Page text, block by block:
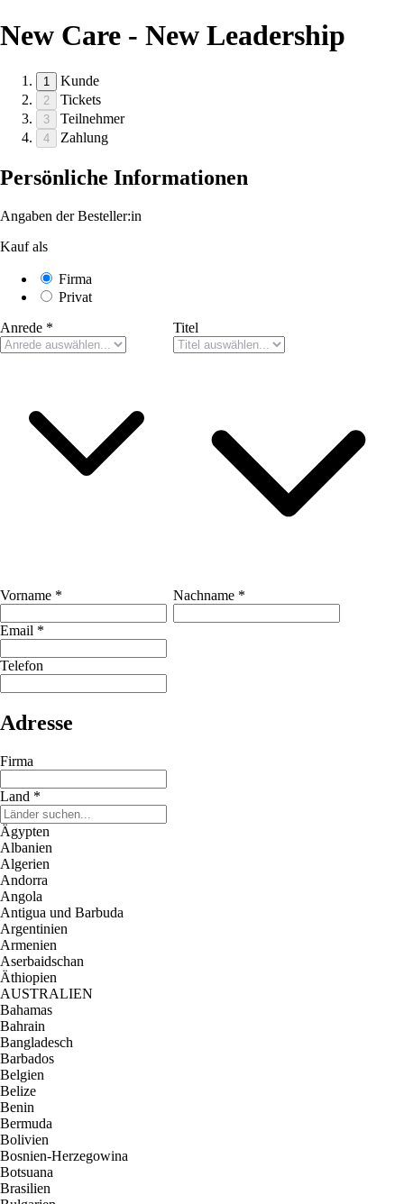
New Care - New Leadership
1 Kunde
2 Tickets
3 Teilnehmer
4 Zahlung
Persönliche Informationen
Angaben der Besteller:in
Kauf als
Firma
Privat
Anrede * Titel
Vorname * Nachname *
Email *
Telefon
Adresse
Firma
Land *
Ägypten
Albanien
Algerien
Andorra
Angola
Antigua und Barbuda
Argentinien
Armenien
Aserbaidschan
Äthiopien
AUSTRALIEN
Bahamas
Bahrain
Bangladesch
Barbados
Belgien
Belize
Benin
Bermuda
Bolivien
Bosnien-Herzegowina
Botsuana
Brasilien